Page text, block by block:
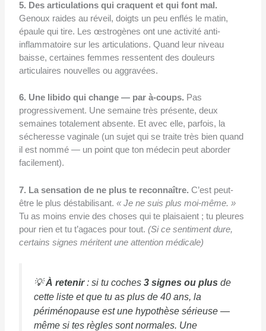
5. Des articulations qui craquent et qui font mal.
Genoux raides au réveil, doigts un peu enflés le matin,
épaule qui tire. Les œstrogènes ont une activité anti-
inflammatoire sur les articulations. Quand leur niveau
baisse, certaines femmes ressentent des douleurs
articulaires nouvelles ou aggravées.
6. Une libido qui change — par à-coups. Pas
progressivement. Une semaine très présente, deux
semaines totalement absente. Et avec elle, parfois, la
sécheresse vaginale (un sujet qui se traite très bien quand
il est nommé — un point que ton médecin peut aborder
facilement).
7. La sensation de ne plus te reconnaître. C’est peut-
être le plus déstabilisant. « Je ne suis plus moi-même. »
Tu as moins envie des choses qui te plaisaient ; tu pleures
pour rien et tu t’agaces pour tout. (Si ce sentiment dure,
certains signes méritent une attention médicale)
💡À retenir: si tu coches 3 signes ou plus de
cette liste et que tu as plus de 40 ans, la
périménopause est une hypothèse sérieuse —
même si tes règles sont normales. Une